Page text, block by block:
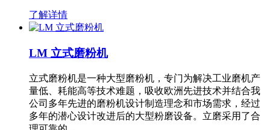
了解详情
LM 立式磨粉机
立式磨粉机是一种大型磨粉机，专门为解决工业磨机产
量低、耗能高等技术难题，吸收欧洲先进技术并结合我
公司多年先进的磨粉机设计制造理念和市场需求，经过
多年的潜心设计改进后的大型粉磨设备。立磨采用了合